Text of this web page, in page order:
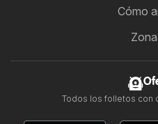
Cómo
Todos los folletos con